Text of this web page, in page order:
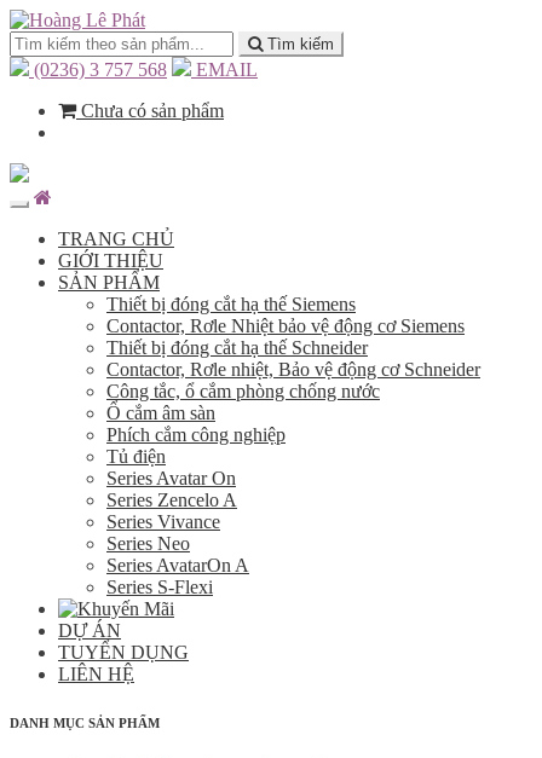
Tìm kiếm
(0236) 3 757 568
EMAIL
Chưa có sản phẩm
TRANG CHỦ
GIỚI THIỆU
SẢN PHẨM
Thiết bị đóng cắt hạ thế Siemens
Contactor, Rơle Nhiệt bảo vệ động cơ Siemens
Thiết bị đóng cắt hạ thế Schneider
Contactor, Rơle nhiệt, Bảo vệ động cơ Schneider
Công tắc, ổ cắm phòng chống nước
Ổ cắm âm sàn
Phích cắm công nghiệp
Tủ điện
Series Avatar On
Series Zencelo A
Series Vivance
Series Neo
Series AvatarOn A
Series S-Flexi
DỰ ÁN
TUYỂN DỤNG
LIÊN HỆ
DANH MỤC SẢN PHẨM